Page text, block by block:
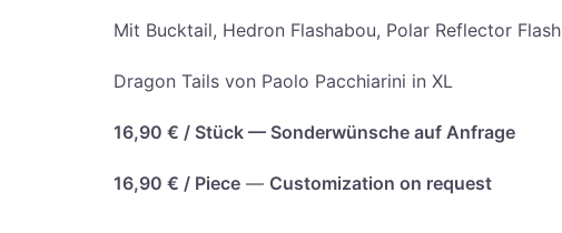
Mit Buck­tail, Hedron Flas­h­ab­ou, Polar Reflec­tor Flash
Dra­gon Tails von Pao­lo Pac­chia­ri­ni in XL
16,90 € / Stück — Son­der­wün­sche auf Anfrage
16,90 € / Pie­ce — Cus­to­miza­ti­on on request